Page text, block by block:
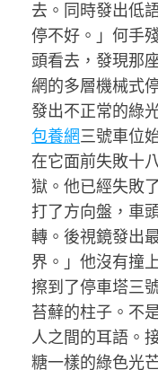
去。同時發出低
停不好。」何手
頭看去，發現那
網的多層機械式
發出不正常的綠
包養網三號車位
在它面前失敗十
獄。他已經失敗
打了方向盤，車
轉。後視鏡發出
界。」他沒有撞
擦到了停車塔三
苔蘚的柱子。不
人之間的耳語。
糖一樣的綠色光